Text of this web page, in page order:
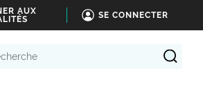
AUX
SE CONNECTER